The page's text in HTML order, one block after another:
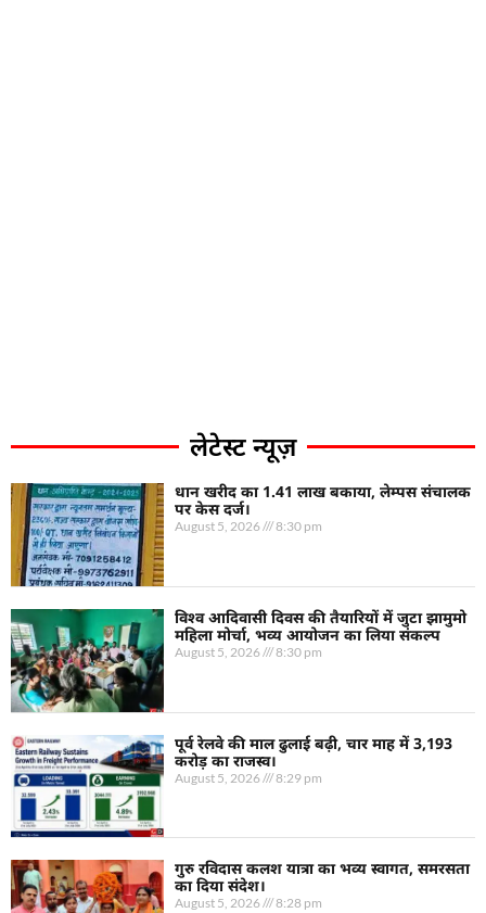
लेटेस्ट न्यूज़
धान खरीद का 1.41 लाख बकाया, लेम्पस संचालक
पर केस दर्ज।
August 5, 2026 8:30 pm
विश्व आदिवासी दिवस की तैयारियों में जुटा झामुमो
महिला मोर्चा, भव्य आयोजन का लिया संकल्प
August 5, 2026 8:30 pm
पूर्व रेलवे की माल ढुलाई बढ़ी, चार माह में 3,193
करोड़ का राजस्व।
August 5, 2026 8:29 pm
गुरु रविदास कलश यात्रा का भव्य स्वागत, समरसता
का दिया संदेश।
August 5, 2026 8:28 pm